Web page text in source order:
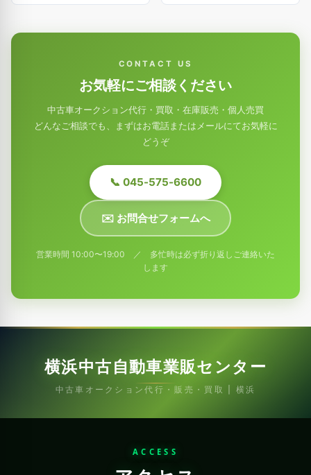
CONTACT US
お気軽にご相談ください
中古車オークション代行・買取・在庫販売・個人売買
どんなご相談でも、まずはお電話またはメールにてお気軽に
どうぞ
📞 045-575-6600
✉️ お問合せフォームへ
営業時間 10:00〜19:00 ／ 多忙時は必ず折り返しご連絡いた
します
横浜中古自動車業販センター
中古車オークション代行・販売・買取 | 横浜
ACCESS